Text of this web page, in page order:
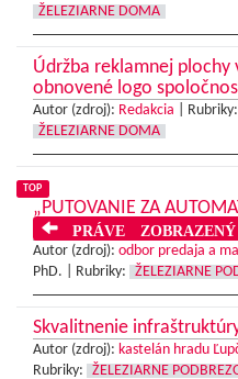
ŽELEZIARNE DOMA
Údržba reklamnej plochy
obnovené logo
Autor (zdroj): Redakcia Rubriky:
ŽELEZIARNE DOMA
TOP
„PUTOVANIE ZA
PRÁVE
Autor (zdroj): odbor predaja a
PhD. |
Rubriky: ŽELEZIARNE
Skvalitnenie
Autor (zdroj): kastelán hradu
Rubriky:
ŽELEZIARNE